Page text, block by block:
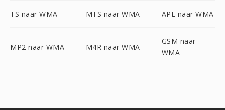
TS naar WMA MTS naar WMA APE naar WMA
MP2 naar WMA M4R naar WMA
GSM naar
WMA